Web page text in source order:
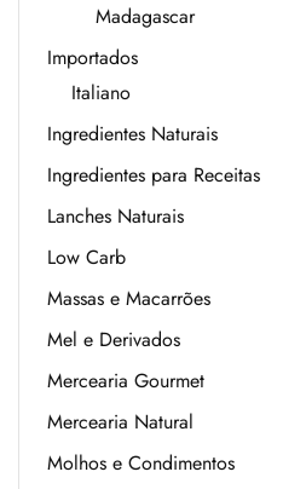
Madagascar
Importados
Italiano
Ingredientes Naturais
Ingredientes para Receitas
Lanches Naturais
Low Carb
Massas e Macarrões
Mel e Derivados
Mercearia Gourmet
Mercearia Natural
Molhos e Condimentos